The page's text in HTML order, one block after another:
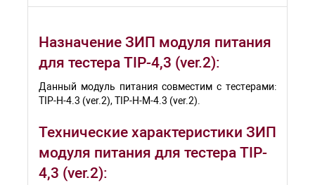
Назначение ЗИП модуля питания
для тестера TIP-4,3 (ver.2):
Данный модуль питания совместим с тестерами:
TIP-H-4.3 (ver.2), TIP-H-M-4.3 (ver.2).
Технические характеристики ЗИП
модуля питания для тестера TIP-
4,3 (ver.2):